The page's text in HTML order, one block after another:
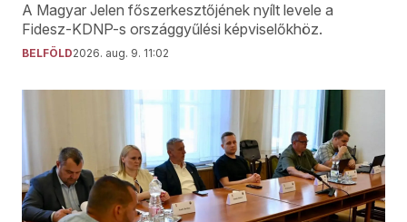
A Magyar Jelen főszerkesztőjének nyílt levele a
Fidesz-KDNP-s országgyűlési képviselőkhöz.
BELFÖLD2026. aug. 9. 11:02